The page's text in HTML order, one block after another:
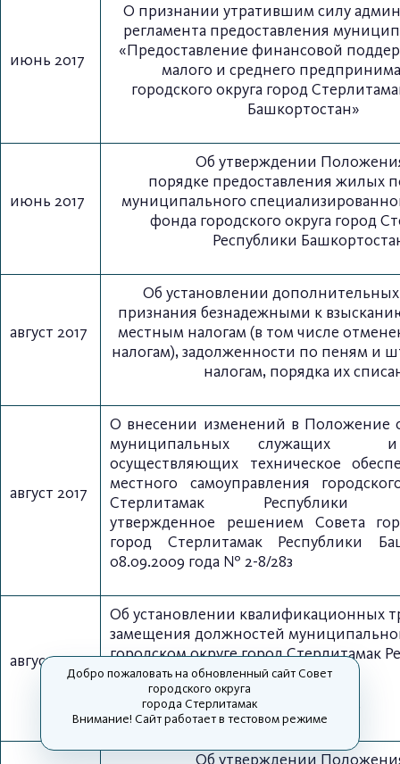
июнь 2017
О признании утратившим силу
регламента предоставления
«Предоставление финансовой
малого и среднего
городского округа город
Башкортостан»
июнь 2017
Об утверждении
порядке предоставления жилых
муниципального
фонда городского округа город
Республики
август 2017
Об установлении
признания безнадежными к
местным налогам (в том числе
налогам), задолженности по пеням и
налогам, порядка их
август 2017
О внесении изменений в Положение
муниципальных служащих
осуществляющих техническое
местного самоуправления
Стерлитамак
утвержденное решением Совета г
город Стерлитамак Республики
08.09.2009 года № 2-8/28з
август 2017
Об установлении квалификационных
замещения должностей
городском округе город Стерлитамак
Башкортостан
Об утверждении
Добро пожаловать на обновленный сайт Cовет
городского округа
города Стерлитамак
Внимание! Сайт работает в тестовом режиме